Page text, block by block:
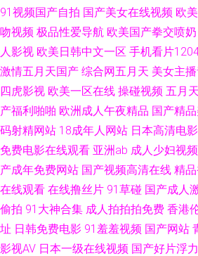
人人操超碰在线 国内精品tp天堂 91在线图片视
址 老司机av电影 久久在线一区 大香蕉丁香五月
91超碰人人澡人人妻 肏屄视频一区 国产精品自
网在线看 一本道成人AV 91康先生在线观看 国产
东京热 黄色人人操B 日韩精品aV无码 51麻豆精
产精品无吗 久久九九99 亚洲第一9福利社区 91
线视频91 91网美女 91在线视频青 影音先锋亚
91视频国产自拍 国产美女在线视频 欧
吻视频 极品性爱导航 欧美国产拳交喷奶
人影视 欧美日韩中文一区 手机看片
激情五月天国产 综合网五月天 美女主
四虎影视 欧美一区在线 操碰视频 五月
产福利啪啪 欧洲成人午夜精品 国产精
码射精网站 18成年人网站 日本高清电
免费电影在线观看 亚洲ab 成人少妇视
产成年免费网站 国产视频高清在线 精
在线观看 在线撸丝片 91草碰 国产成人
偷拍 91大神合集 成人拍拍拍免费 香港
址 日韩免费电影 91羞羞视频 国产网站
影视AV 日本一级在线视频 国产好片浮力